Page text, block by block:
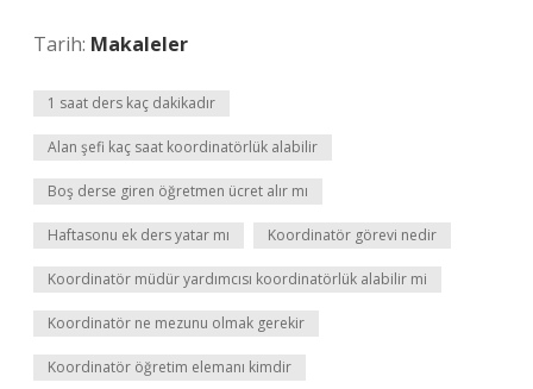
Tarih: Makaleler
1 saat ders kaç dakikadır
Alan şefi kaç saat koordinatörlük alabilir
Boş derse giren öğretmen ücret alır mı
Haftasonu ek ders yatar mı Koordinatör görevi nedir
Koordinatör müdür yardımcısı koordinatörlük alabilir mi
Koordinatör ne mezunu olmak gerekir
Koordinatör öğretim elemanı kimdir